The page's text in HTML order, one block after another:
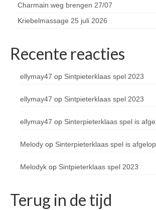
Charmain weg brengen 27/07
Kriebelmassage 25 juli 2026
Recente reacties
ellymay47 op Sintpieterklaas spel 2023
ellymay47 op Sintpieterklaas spel 2023
ellymay47 op Sinterpieterklaas spel is
Melody op Sinterpieterklaas spel is
Melodyk op Sintpieterklaas spel 2023
Terug in de tijd